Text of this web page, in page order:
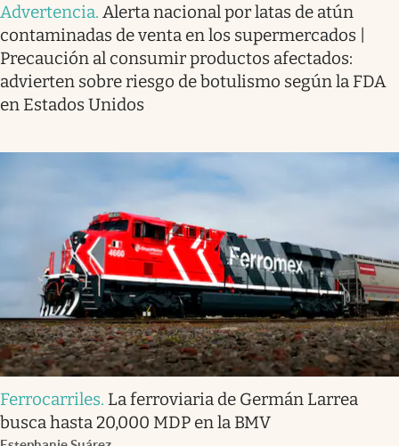
Advertencia. Alerta nacional por latas de atún
contaminadas de venta en los supermercados |
Precaución al consumir productos afectados:
advierten sobre riesgo de botulismo según la FDA
en Estados Unidos
Ferrocarriles. La ferroviaria de Germán Larrea
busca hasta 20,000 MDP en la BMV